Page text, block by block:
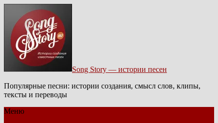
Song Story — истории песен
Популярные песни: истории создания, смысл слов, клипы,
тексты и переводы
Меню